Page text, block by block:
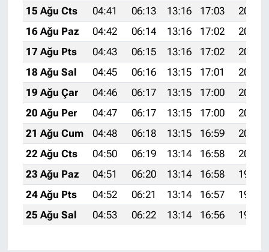
15 Ağu Cts
04:41 06:13 13:16 17:03
20:09
16 Ağu Paz
04:42 06:14 13:16 17:02
20:08
17 Ağu Pts
04:43 06:15 13:16 17:02
20:06
18 Ağu Sal
04:45 06:16 13:15 17:01
20:05
19 Ağu Çar
04:46 06:17 13:15 17:00
20:04
20 Ağu Per
04:47 06:17 13:15 17:00
20:02
21 Ağu Cum
04:48 06:18 13:15 16:59
20:01
22 Ağu Cts
04:50 06:19 13:14 16:58
20:00
23 Ağu Paz
04:51 06:20 13:14 16:58
19:58
24 Ağu Pts
04:52 06:21 13:14 16:57
19:57
25 Ağu Sal
04:53 06:22 13:14 16:56 19:55